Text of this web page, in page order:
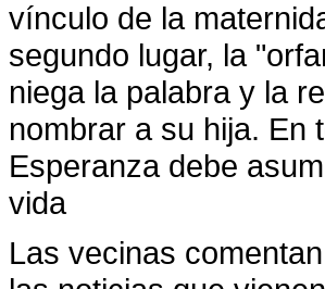
vínculo de la
segundo lugar, la
niega la palabra y la
nombrar a su hija. En
Esperanza debe
vida
Las vecinas